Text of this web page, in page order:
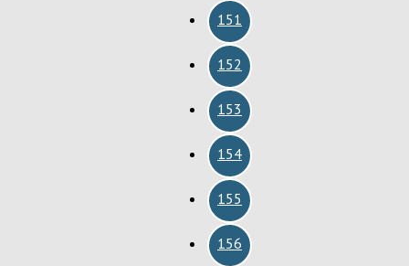
151
152
153
154
155
156